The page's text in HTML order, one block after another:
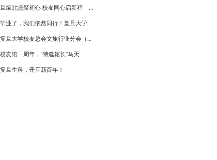
旦缘北疆聚初心 校友同心启新程—...
毕业了，我们依然同行！复旦大学...
复旦大学校友总会文旅行业分会（...
校友馆一周年，“特邀馆长”马天...
复旦生科，开启新百年！